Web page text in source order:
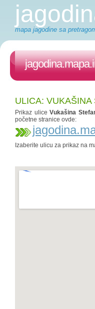
mapa jagodine sa
ULICA:
Prikaz uliceVukašina
početne stranice ovde:
Izaberite ulicu za prikaz na